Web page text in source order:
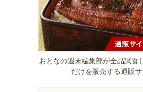
おとなの週末編集部が全品試食
だけを販売する通販サ